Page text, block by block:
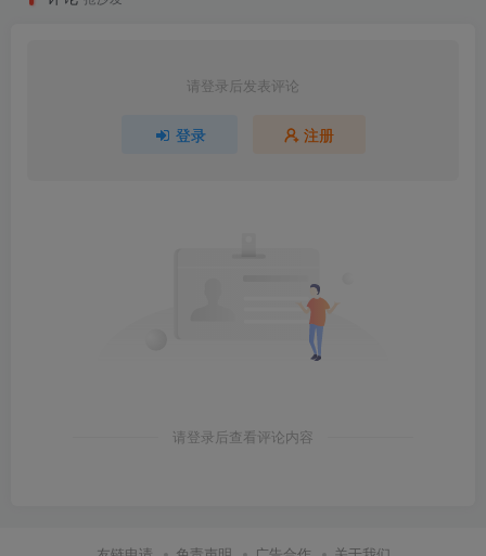
请登录后发表评论
登录 注册
请登录后查看评论内容